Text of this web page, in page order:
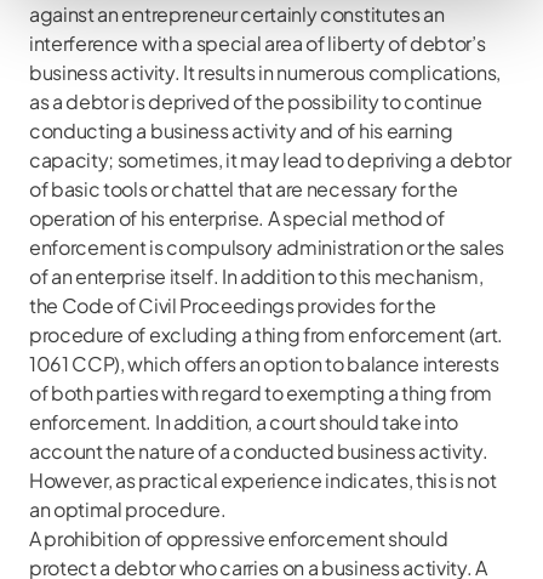
against an entrepreneur certainly constitutes an
interference with a special area of liberty of debtor’s
business activity. It results in numerous complications,
as a debtor is deprived of the possibility to continue
conducting a business activity and of his earning
capacity; sometimes, it may lead to depriving a debtor
of basic tools or chattel that are necessary for the
operation of his enterprise. A special method of
enforcement is compulsory administration or the sales
of an enterprise itself. In addition to this mechanism,
the Code of Civil Proceedings provides for the
procedure of excluding a thing from enforcement (art.
1061 CCP), which offers an option to balance interests
of both parties with regard to exempting a thing from
enforcement. In addition, a court should take into
account the nature of a conducted business activity.
However, as practical experience indicates, this is not
an optimal procedure.
A prohibition of oppressive enforcement should
protect a debtor who carries on a business activity. A